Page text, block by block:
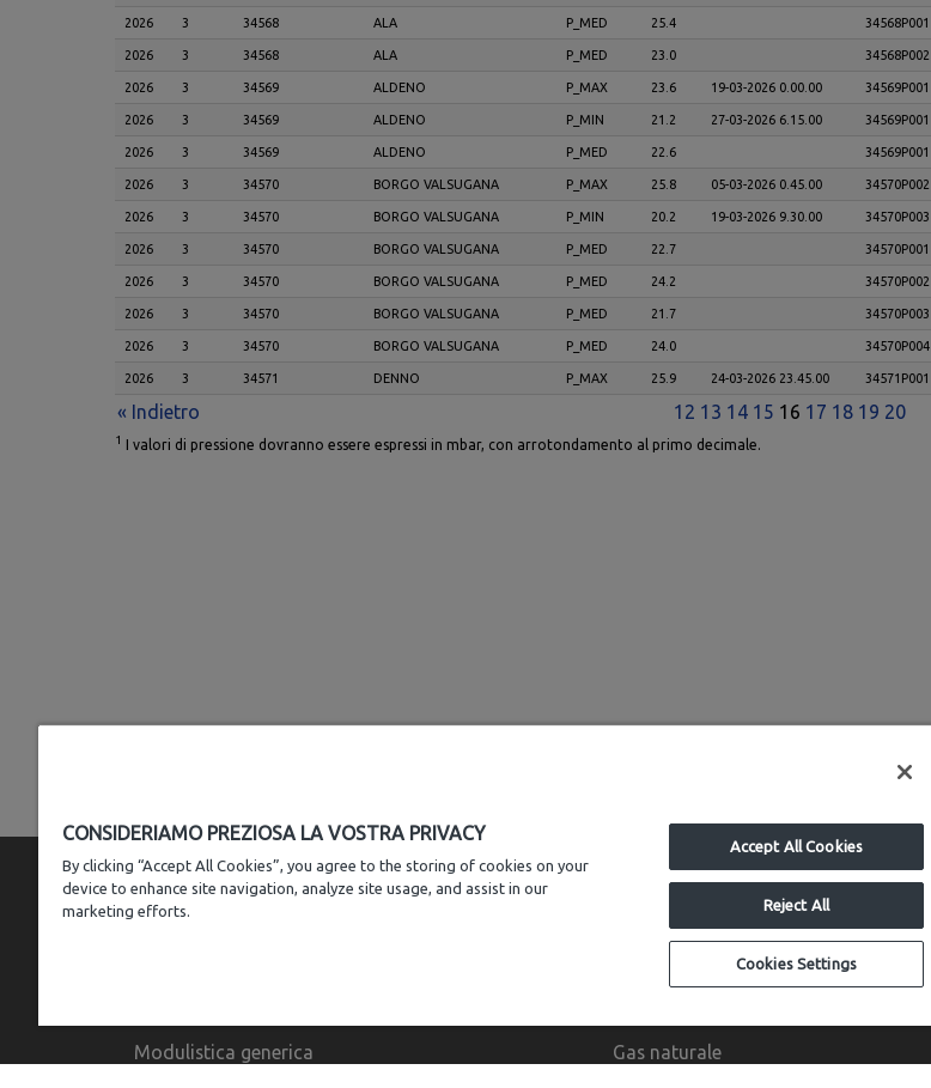
2026 3 34568 ALA P_MED 25.4 34568P001
2026 3 34568 ALA P_MED 23.0 34568P002
2026 3 34569 ALDENO P_MAX 23.6 19-03-2026 0.00.00 34569P001
2026 3 34569 ALDENO P_MIN 21.2 27-03-2026 6.15.00 34569P001
2026 3 34569 ALDENO P_MED 22.6 34569P001
2026 3 34570 BORGO VALSUGANA P_MAX 25.8 05-03-2026 0.45.00 34570P002
2026 3 34570 BORGO VALSUGANA P_MIN 20.2 19-03-2026 9.30.00 34570P003
2026 3 34570 BORGO VALSUGANA P_MED 22.7 34570P001
2026 3 34570 BORGO VALSUGANA P_MED 24.2 34570P002
2026 3 34570 BORGO VALSUGANA P_MED 21.7 34570P003
2026 3 34570 BORGO VALSUGANA P_MED 24.0 34570P004
2026 3 34571 DENNO P_MAX 25.9 24-03-2026 23.45.00 34571P001
« Indietro 12 13 14 15 16 17 18 19 20
1 I valori di pressione dovranno essere espressi in mbar, con arrotondamento al primo decimale.
Modulistica generica
Gas naturale
CONSIDERIAMO PREZIOSA LA VOSTRA PRIVACY
By clicking “Accept All Cookies”, you agree to the storing of cookies on your
device to enhance site navigation, analyze site usage, and assist in our
marketing efforts.
Accept All Cookies
Reject All
Cookies Settings